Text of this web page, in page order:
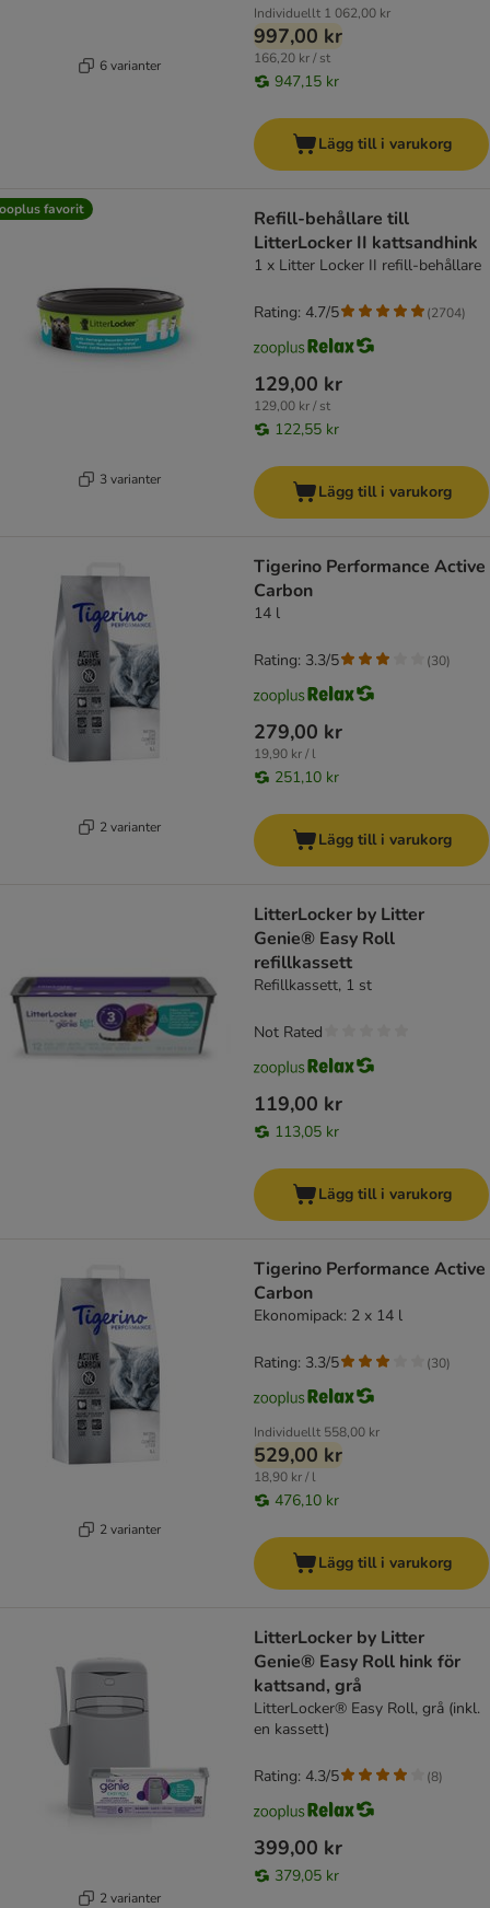
6 varianter
Individuellt 1 062,00 kr
997,00 kr
166,20 kr / st
947,15 kr
Lägg till i varukorg
favorit
3 varianter
Refill-behållare till
LitterLocker II kattsandhink
1 x Litter Locker II refill-behållare
129,00 kr
129,00 kr / st
122,55 kr
Rating: 4.7/5 (2704)
Lägg till i varukorg
2 varianter
Tigerino Performance Active
Carbon
14 l
279,00 kr
19,90 kr / l
251,10 kr
Rating: 3.3/5 (30)
Lägg till i varukorg
LitterLocker by Litter
Genie® Easy Roll
refillkassett
Refillkassett, 1 st
119,00 kr
113,05 kr
Not Rated
Lägg till i varukorg
2 varianter
Tigerino Performance Active
Carbon
Ekonomipack: 2 x 14 l
Individuellt 558,00 kr
529,00 kr
18,90 kr / l
476,10 kr
Rating: 3.3/5 (30)
Lägg till i varukorg
2 varianter
LitterLocker by Litter
Genie® Easy Roll hink för
kattsand, grå
LitterLocker® Easy Roll, grå (inkl.
en kassett)
399,00 kr
379,05 kr
Rating: 4.3/5 (8)